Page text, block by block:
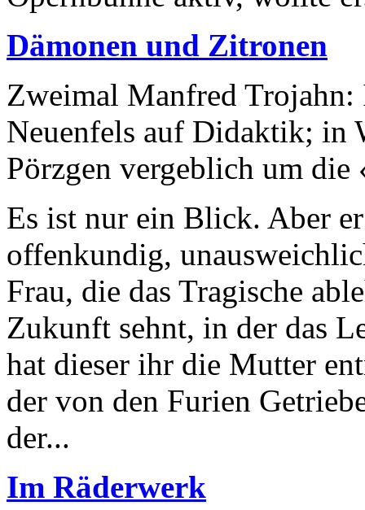
Dämonen und Zitronen
Zweimal Manfred Trojahn:
Neuenfels auf Didaktik; in
Pörzgen vergeblich um
Es ist nur ein Blick. Aber
offenkundig,
Frau, die das Tragische
Zukunft sehnt, in der das
hat dieser ihr die Mutter
der von den Furien
der...
Im Räderwerk